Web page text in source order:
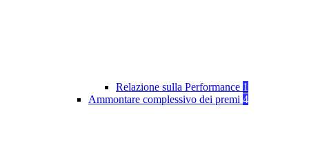
Relazione sulla Performance 1
Ammontare complessivo dei premi 4